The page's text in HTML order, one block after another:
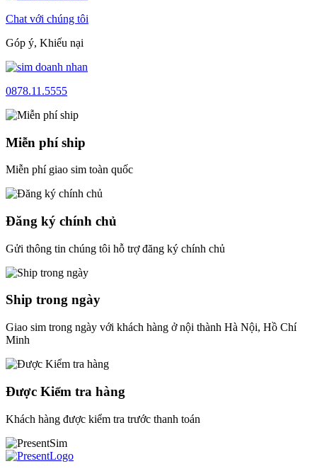
Chat với chúng tôi
Góp ý, Khiếu nại
0878.11.5555
Miễn phí ship
Miễn phí giao sim toàn quốc
Đăng ký chính chủ
Gửi thông tin chúng tôi hỗ trợ đăng ký chính chủ
Ship trong ngày
Giao sim trong ngày với khách hàng ở nội thành Hà Nội, Hồ Chí
Minh
Được Kiểm tra hàng
Khách hàng được kiểm tra trước thanh toán